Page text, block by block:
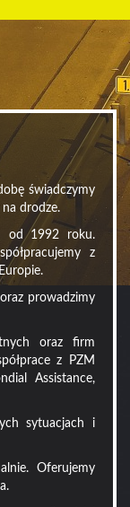
świadczymy
na drodze.
od 1992 roku.
z
prowadzimy
oraz firm
z PZM
Assistance,
sytuacjach i
Oferujemy